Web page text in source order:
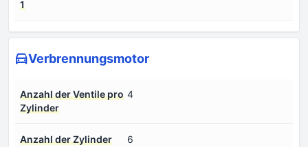
1
Verbrennungsmotor
Anzahl der Ventile pro
Zylinder
4
Anzahl der Zylinder 6